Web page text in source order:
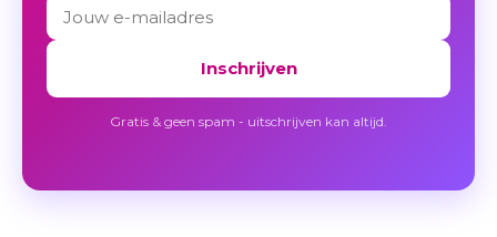
Inschrijven
Gratis & geen spam - uitschrijven kan altijd.